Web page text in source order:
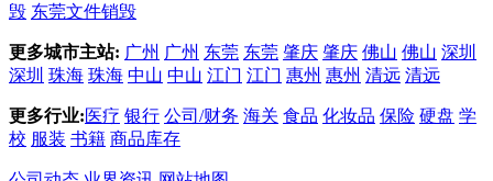
毁 东莞文件销毁
更多城市主站: 广州 广州 东莞 东莞 肇庆 肇庆 佛山 佛山 深圳
深圳 珠海 珠海 中山 中山 江门 江门 惠州 惠州 清远 清远
更多行业:医疗 银行 公司/财务 海关 食品 化妆品 保险 硬盘 学
校 服装 书籍 商品库存